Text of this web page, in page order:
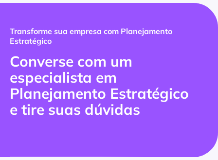
Transforme sua empresa com Planejamento
Estratégico
Converse com um
especialista em
Planejamento Estratégico
e tire suas dúvidas